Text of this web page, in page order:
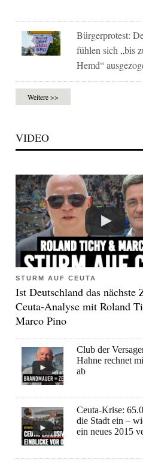
Bürgerprotest:
fühlen sich „bis
Hemd“
Weitere >>
VIDEO
STURM AUF CEUTA
Ist Deutschland das nächste
Ceuta-Analyse mit Roland
Marco Pino
Club der
Hahne rechnet
ab
Ceuta-Krise:
die Stadt ein –
ein neues 2015